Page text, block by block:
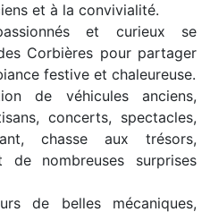
et à la convivialité.
et curieux se
Corbières pour partager
festive et chaleureuse.
de véhicules anciens,
concerts, spectacles,
chasse aux trésors,
de nombreuses surprises
de belles mécaniques,